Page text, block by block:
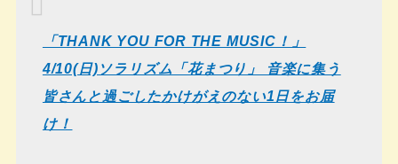
「THANK YOU FOR THE MUSIC！」
4/10(日)ソラリズム「花まつり」 音楽に集う
皆さんと過ごしたかけがえのない1日をお届
け！